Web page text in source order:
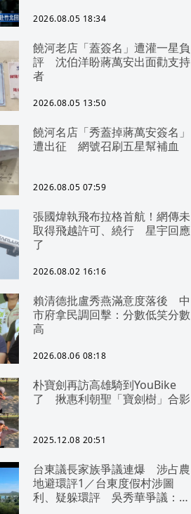
2026.08.05 18:34
饒河老店「蓋簽名」遭灌一星負
評 沈伯洋盼蔣萬安出面勸支持
者
2026.08.05 13:50
饒河名店「秀蓋掉蔣萬安簽名」
遭出征 網號召刷五星幫補血
2026.08.05 07:59
張國煒執飛布拉格首航！網傳未
取得飛越許可、繞行 星宇回應
了
2026.08.02 16:16
賴清德批盧秀燕滿意度落後 中
市府拿民調回擊：分數低笑分數
高
2026.08.06 08:18
朴寶劍再訪高雄騎到YouBike
了 揪惠利朝聖「寶劍樹」合影
2025.12.08 20:51
台東議長家族爭議連爆 涉占農
地避環評1／台東度假村涉圖
利、疑躲環評 吳秀華爭議：概